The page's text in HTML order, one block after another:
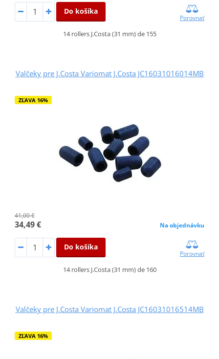
Do košíka
Porovnať
14 rollers J.Costa (31 mm) de 155
Valčeky pre J.Costa Variomat J.Costa JC16031016014MB
ZĽAVA 16%
41,00 €
34,49 € Na objednávku
Do košíka
Porovnať
14 rollers J.Costa (31 mm) de 160
Valčeky pre J.Costa Variomat J.Costa JC16031016514MB
ZĽAVA 16%